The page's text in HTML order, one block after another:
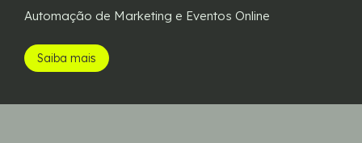
Automação de Marketing e Eventos Online
Saiba mais